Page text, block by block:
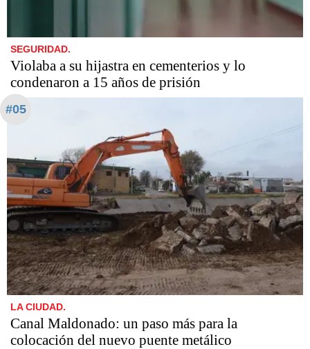
SEGURIDAD.
Violaba a su hijastra en cementerios y lo
condenaron a 15 años de prisión
#05
LA CIUDAD.
Canal Maldonado: un paso más para la
colocación del nuevo puente metálico